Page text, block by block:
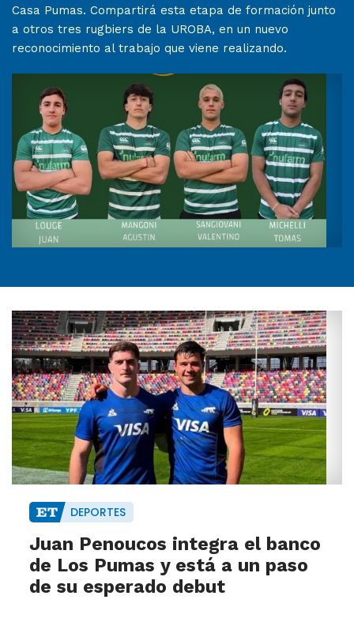
Casa Pumas. Compartirá esta etapa de formación junto
a otros tres rugbiers de la UROBA, en un nuevo
reconocimiento al trabajo que viene realizando.
DEPORTES
Juan Penoucos integra el banco
de Los Pumas y está a un paso
de su esperado debut